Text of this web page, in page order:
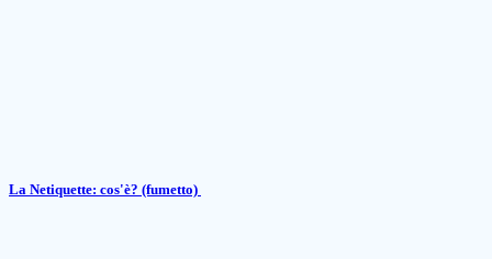
La Netiquette: cos'è? (fumetto)